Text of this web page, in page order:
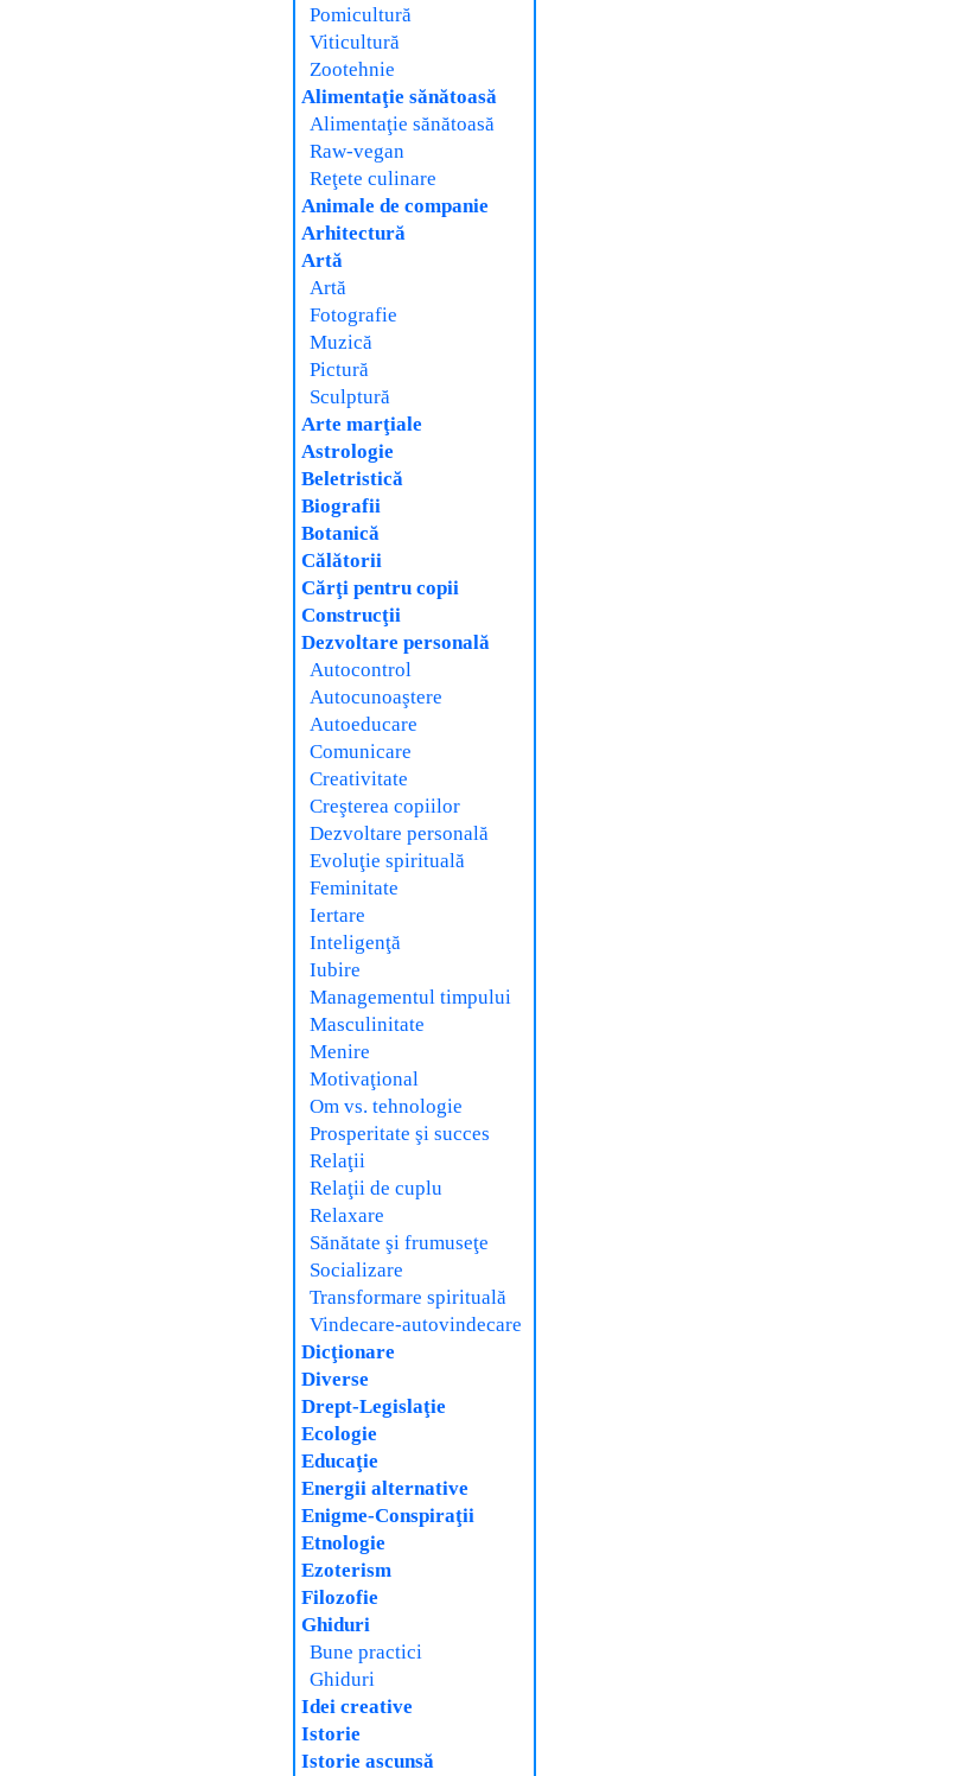
Pomicultură
Viticultură
Zootehnie
Alimentaţie sănătoasă
Alimentaţie sănătoasă
Raw-vegan
Reţete culinare
Animale de companie
Arhitectură
Artă
Artă
Fotografie
Muzică
Pictură
Sculptură
Arte marţiale
Astrologie
Beletristică
Biografii
Botanică
Călătorii
Cărţi pentru copii
Construcţii
Dezvoltare personală
Autocontrol
Autocunoaştere
Autoeducare
Comunicare
Creativitate
Creşterea copiilor
Dezvoltare personală
Evoluţie spirituală
Feminitate
Iertare
Inteligenţă
Iubire
Managementul timpului
Masculinitate
Menire
Motivaţional
Om vs. tehnologie
Prosperitate şi succes
Relaţii
Relaţii de cuplu
Relaxare
Sănătate şi frumuseţe
Socializare
Transformare spirituală
Vindecare-autovindecare
Dicţionare
Diverse
Drept-Legislaţie
Ecologie
Educaţie
Energii alternative
Enigme-Conspiraţii
Etnologie
Ezoterism
Filozofie
Ghiduri
Bune practici
Ghiduri
Idei creative
Istorie
Istorie ascunsă